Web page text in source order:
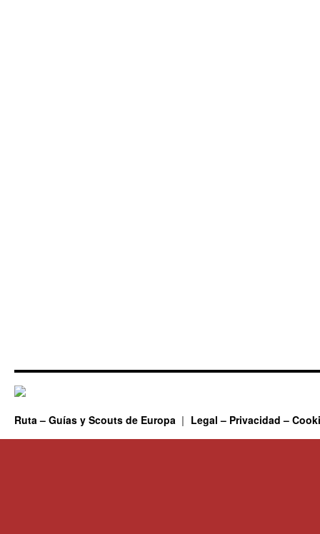
Ruta – Guías y Scouts de Europa Legal – Privacidad –